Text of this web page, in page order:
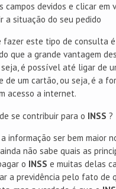
campos devidos e clicar em
a situação do seu pedido
fazer este tipo de consulta é
que a grande vantagem
é possível até ligar de
de um cartão, ou seja, é a
acesso a internet.
se contribuir para o INSS ?
informação ser bem maior
não sabe quais as
o INSS e muitas delas
a previdência pelo fato de